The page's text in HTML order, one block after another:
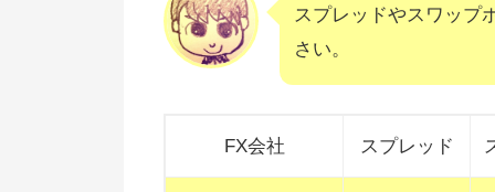
の注意点
【スウェーデンクローナ/円まと
スプレッドやスワップ
さい。
FX会社 スプレッド